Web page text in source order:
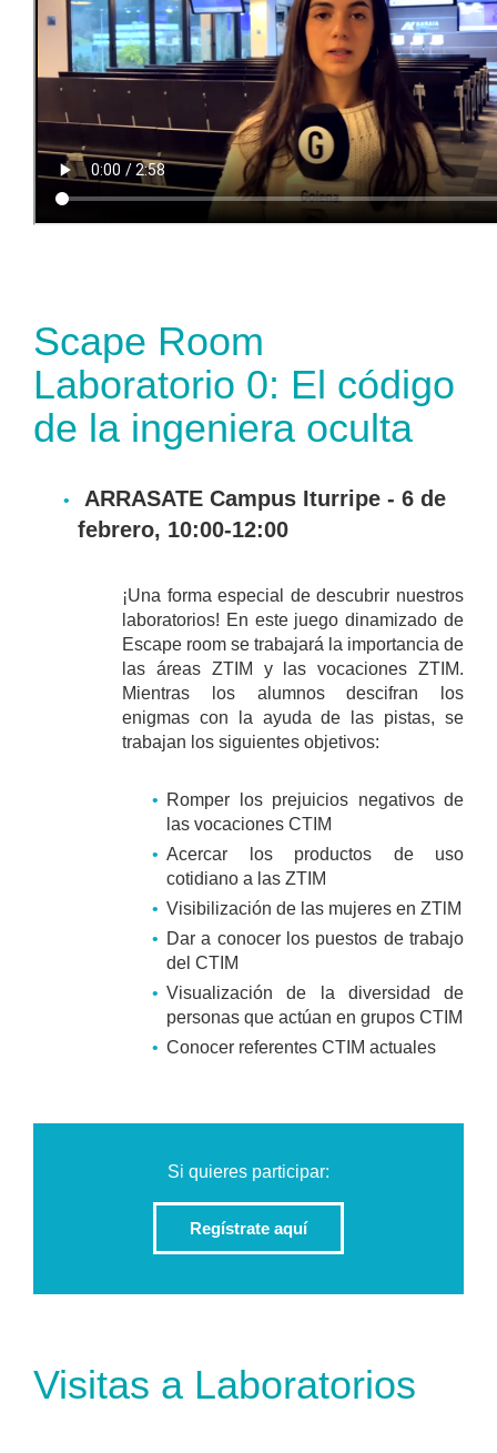
Scape Room
Laboratorio 0: El código
de la ingeniera oculta
ARRASATE Campus Iturripe - 6 de
febrero, 10:00-12:00
¡Una forma especial de descubrir nuestros
laboratorios! En este juego dinamizado de
Escape room se trabajará la importancia de
las áreas ZTIM y las vocaciones ZTIM.
Mientras los alumnos descifran los
enigmas con la ayuda de las pistas, se
trabajan los siguientes objetivos:
Romper los prejuicios negativos de
las vocaciones CTIM
Acercar los productos de uso
cotidiano a las ZTIM
Visibilización de las mujeres en ZTlM
Dar a conocer los puestos de trabajo
del CTIM
Visualización de la diversidad de
personas que actúan en grupos CTIM
Conocer referentes CTIM actuales
Si quieres participar:
Regístrate aquí
Visitas a Laboratorios